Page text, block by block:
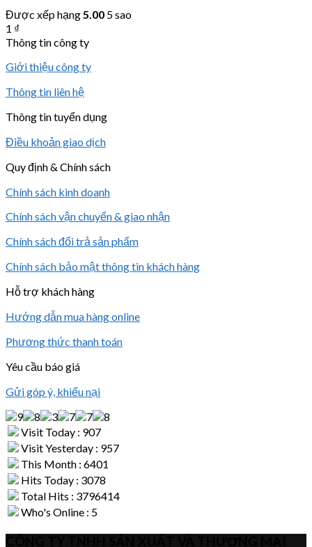
Được xếp hạng5.00 5 sao
1 ₫
Thông tin công ty
Giới thiệu công ty
Thông tin liên hệ
Thông tin tuyển dụng
Điều khoản giao dịch
Quy định & Chính sách
Chính sách kinh doanh
Chính sách vận chuyển & giao nhận
Chính sách đổi trả sản phẩm
Chính sách bảo mật thông tin khách hàng
Hỗ trợ khách hàng
Hướng dẫn mua hàng online
Phương thức thanh toán
Yêu cầu báo giá
Gửi góp ý, khiếu nại
Visit Today : 907
Visit Yesterday : 957
This Month : 6401
Hits Today : 3078
Total Hits : 3796414
Who's Online : 5